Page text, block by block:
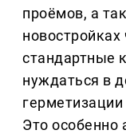
проёмов, а
стандартные
нуждаться в
Это особенно